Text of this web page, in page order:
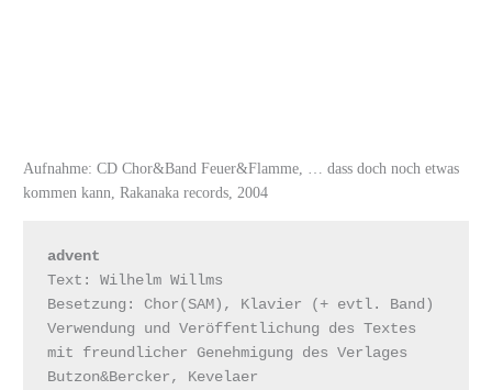
Aufnahme: CD Chor&Band Feuer&Flamme, … dass doch noch etwas
kommen kann, Rakanaka records, 2004
advent
Text: Wilhelm Willms
Besetzung: Chor(SAM), Klavier (+ evtl. Band)
Verwendung und Veröffentlichung des Textes
mit freundlicher Genehmigung des Verlages
Butzon&Bercker, Kevelaer